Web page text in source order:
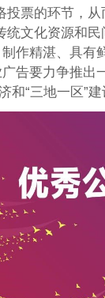
投票的环节，
文化资源和
作精湛、具有
告要力争推出
“三地一区”建